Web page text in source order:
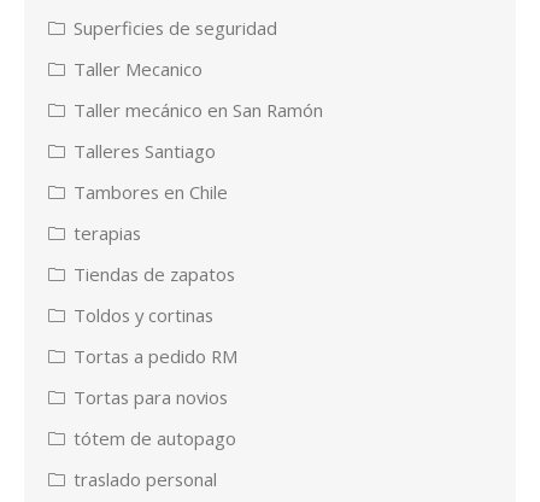
Superficies de seguridad
Taller Mecanico
Taller mecánico en San Ramón
Talleres Santiago
Tambores en Chile
terapias
Tiendas de zapatos
Toldos y cortinas
Tortas a pedido RM
Tortas para novios
tótem de autopago
traslado personal